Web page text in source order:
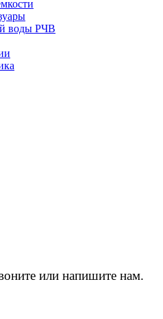
воды РЧВ
или напишите нам.